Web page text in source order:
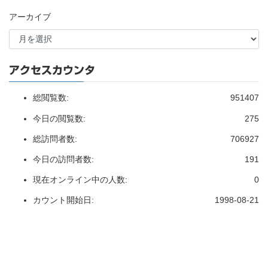
アーカイブ
アクセスカウンタ
951407
総閲覧数:
275
今日の閲覧数:
706927
総訪問者数:
191
今日の訪問者数:
0
現在オンライン中の人数:
1998-08-21
カウント開始日: